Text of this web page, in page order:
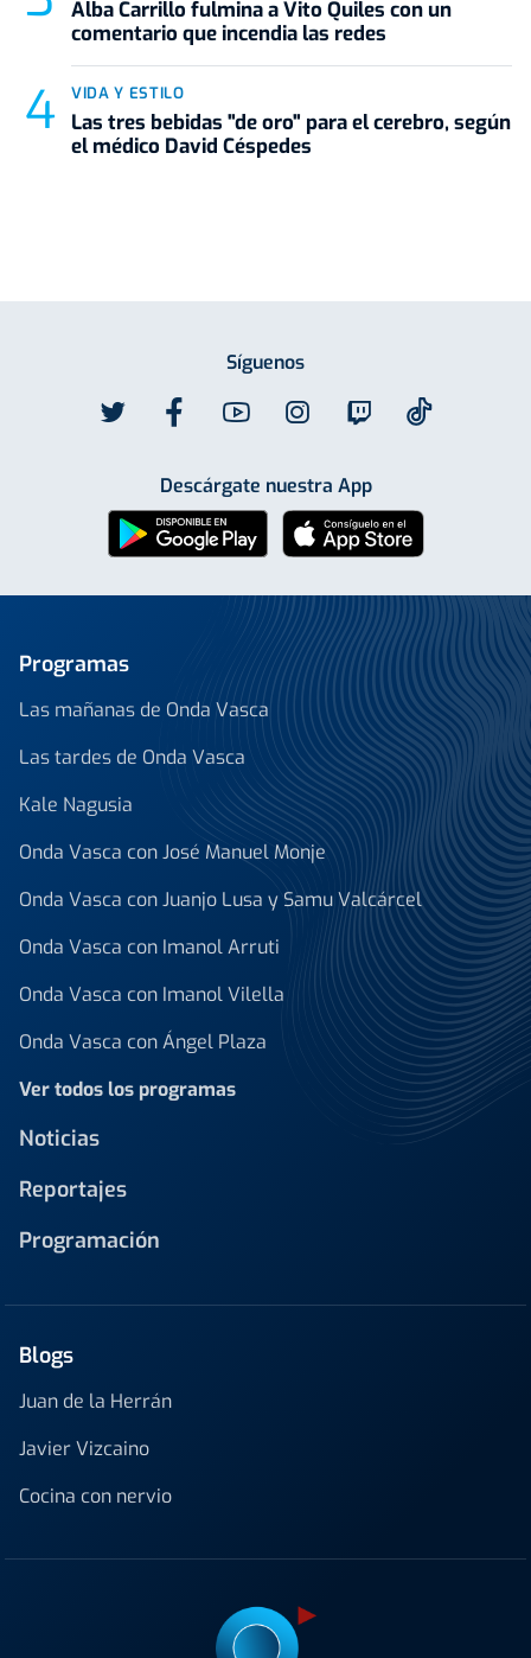
Alba Carrillo fulmina a Vito Quiles con un
comentario que incendia las redes
VIDA Y ESTILO
Las tres bebidas "de oro" para el cerebro, según
el médico David Céspedes
Síguenos
Descárgate nuestra App
Programas
Las mañanas de Onda Vasca
Las tardes de Onda Vasca
Kale Nagusia
Onda Vasca con José Manuel Monje
Onda Vasca con Juanjo Lusa y Samu Valcárcel
Onda Vasca con Imanol Arruti
Onda Vasca con Imanol Vilella
Onda Vasca con Ángel Plaza
Ver todos los programas
Noticias
Reportajes
Programación
Blogs
Juan de la Herrán
Javier Vizcaino
Cocina con nervio